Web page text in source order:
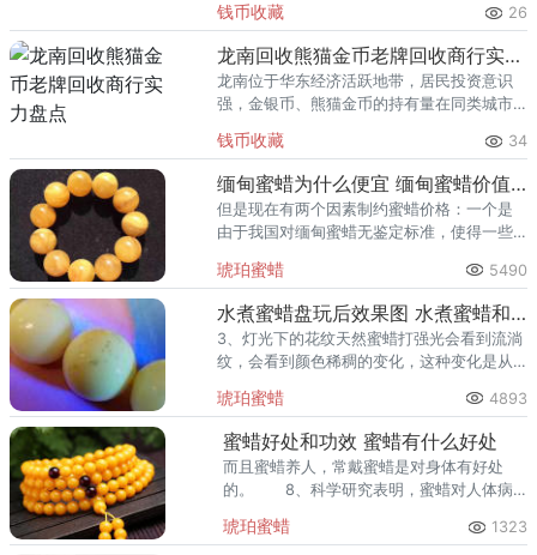
熊猫金币的需求就明显升温，但鱼龙混杂的
回收渠道里，能精准识别版别溢
钱币收藏 26
龙南回收熊猫金币老牌回收商行实力盘点
龙南位于华东经济活跃地带，居民投资意识
强，金银币、熊猫金币的持有量在同类城市
熊猫金币的需求就明显升温，但鱼龙混杂的
回收渠道里，能精准识别版别溢
钱币收藏 34
缅甸蜜蜡为什么便宜 缅甸蜜蜡价值分析
但是现在有两个因素制约蜜蜡价格：一个是
由于我国对缅甸蜜蜡无鉴定标准，使得一些
琥珀蜜蜡 5490
水煮蜜蜡盘玩后效果图 水煮蜜蜡和天然蜜蜡的区别
3、灯光下的花纹天然蜜蜡打强光会看到流淌
纹，会看到颜色稀稠的变化，这种变化是从
路变化的而变化的。
琥珀蜜蜡 4893
蜜蜡好处和功效 蜜蜡有什么好处
而且蜜蜡养人，常戴蜜蜡是对身体有好处
的。 8、科学研究表明，蜜蜡对人体病
琥珀蜜蜡 1323